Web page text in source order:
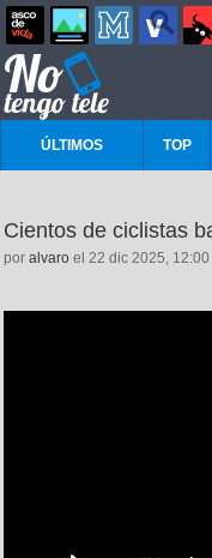
ÚLTIMOS TOP
Cientos de ciclistas
por alvaro el 22 dic 2025, 12:00